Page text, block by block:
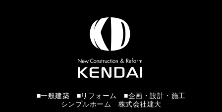
■一般建築 ■リフォーム ■企画・設計・施工
シンプルホーム 株式会社建大